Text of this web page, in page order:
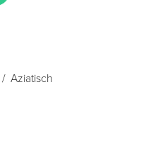
Aziatisch